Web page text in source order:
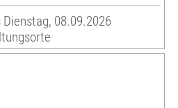
08.09.2026